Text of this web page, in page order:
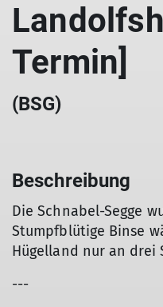
Termin]
(BSG)
Beschreibung
Die Schnabel-Segge
Stumpfblütige Binse
Hügelland nur an drei
---